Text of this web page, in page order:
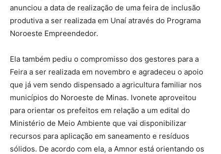
anunciou a data de realização de uma feira de inclusão
produtiva a ser realizada em Unaí através do Programa
Noroeste Empreendedor.
Ela também pediu o compromisso dos gestores para a
Feira a ser realizada em novembro e agradeceu o apoio
que já vem sendo dispensado a agricultura familiar nos
municípios do Noroeste de Minas. Ivonete aproveitou
para orientar os prefeitos em relação a um edital do
Ministério de Meio Ambiente que vai disponibilizar
recursos para aplicação em saneamento e resíduos
sólidos. De acordo com ela, a Amnor está orientando os